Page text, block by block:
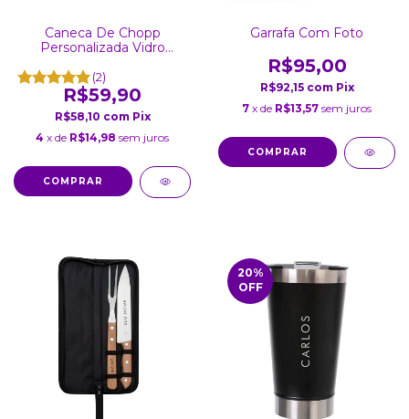
Caneca De Chopp
Personalizada Vidro
(2)
R$59,90
R$58,10 com Pix
4 x de R$14,98 sem juros
Garrafa Com Foto
R$95,00
R$92,15 com Pix
7 x de R$13,57 sem juros
COMPRAR
20%
OFF